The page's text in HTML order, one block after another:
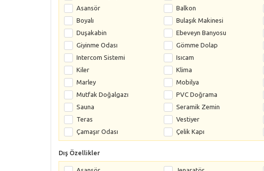
Asansör
Balkon
Boyalı
Bulaşık Makinesi
Duşakabin
Ebeveyn Banyosu
Giyinme Odası
Gömme Dolap
Intercom Sistemi
Isıcam
Kiler
Klima
Marley
Mobilya
Mutfak Doğalgazı
PVC Doğrama
Sauna
Seramik Zemin
Teras
Vestiyer
Çamaşır Odası
Çelik Kapı
Dış Özellikler